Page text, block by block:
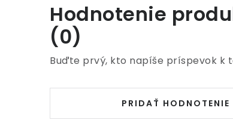
Hodnotenie
(0)
Buďte prvý, kto napíše príspevok k
PRIDAŤ HODNOTENIE